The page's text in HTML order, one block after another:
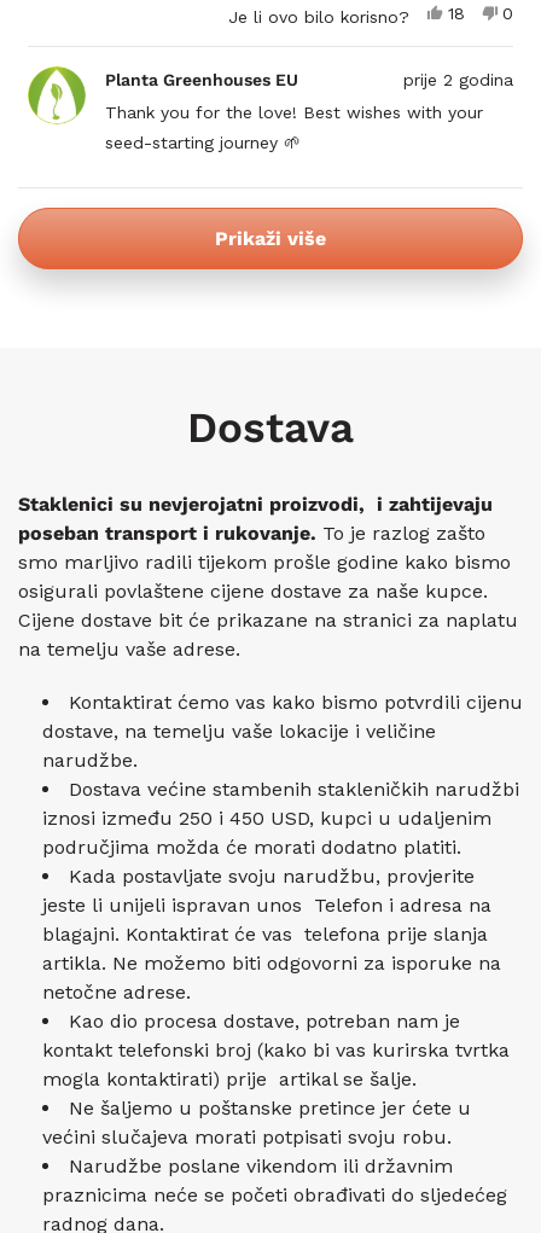
Je li ovo bilo korisno?
Da,
recenzija
korisnika
Nancy
C.
korisna.
18
je
glasalo
Ne,
0
nije
Planta Greenhouses EU
prije 2 godina
Thank you for the love! Best wishes with your
seed-starting journey 🌱
Učitavanje...
Prikaži više
Dostava
Staklenici su nevjerojatni proizvodi, i zahtijevaju
poseban transport i rukovanje. To je razlog zašto
smo marljivo radili tijekom prošle godine kako bismo
osigurali povlaštene cijene dostave za naše kupce.
Cijene dostave bit će prikazane na stranici za naplatu
na temelju vaše adrese.
Kontaktirat ćemo vas kako bismo potvrdili cijenu
dostave, na temelju vaše lokacije i veličine
narudžbe.
Dostava većine stambenih stakleničkih narudžbi
iznosi između 250 i 450 USD, kupci u udaljenim
područjima možda će morati dodatno platiti.
Kada postavljate svoju narudžbu, provjerite
jeste li unijeli ispravan unos Telefon i adresa na
blagajni. Kontaktirat će vas telefona prije slanja
artikla. Ne možemo biti odgovorni za isporuke na
netočne adrese.
Kao dio procesa dostave, potreban nam je
kontakt telefonski broj (kako bi vas kurirska tvrtka
mogla kontaktirati) prije artikal se šalje.
Ne šaljemo u poštanske pretince jer ćete u
većini slučajeva morati potpisati svoju robu.
Narudžbe poslane vikendom ili državnim
praznicima neće se početi obrađivati ​​do sljedećeg
radnog dana.